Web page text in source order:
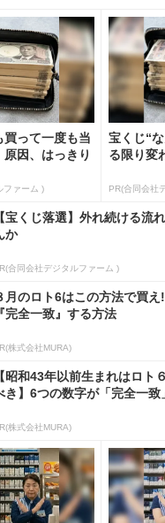
買って一度も当
因、はっきり
ファーム )
宝くじ“
る限り変
PR(合同会社
【宝くじ落選】外れ続ける流
か
合同会社デジタルファーム )
月のロト6はこの方法で買
『完全一致』する方法
株式会社MURA)
【昭和43年以前生まれはロト
き】6つの数字が「完全一致
株式会社MURA)